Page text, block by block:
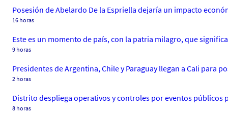
Posesión de Abelardo De la Espriella dejaría un impacto
16 horas
Este es un momento de país, con la patria milagro, que
9 horas
Presidentes de Argentina, Chile y Paraguay llegan a Cali para
2 horas
Distrito despliega operativos y controles por eventos públicos
8 horas